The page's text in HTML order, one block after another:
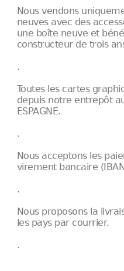
Nous vendons
neuves avec des
une boîte neuve et
constructeur de trois
.
Toutes les cartes
depuis notre entrepôt
ESPAGNE.
.
Nous acceptons les
virement bancaire
.
Nous proposons la
les pays par courrier.
.